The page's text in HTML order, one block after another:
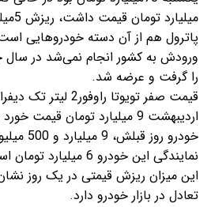
پاترول هم از آن دسته خودروهایی
ورودش به کشور انجام نمی‌شد در سال
را گرفت و عرضه شد.
اردیبهشت 9 میلیارد تومان
خودرو
نمایندگی این خودرو 6 میلیارد تومان است.
این میزان ریزش قیمتی در یک روز
تعادل در بازار خودرو دارد.